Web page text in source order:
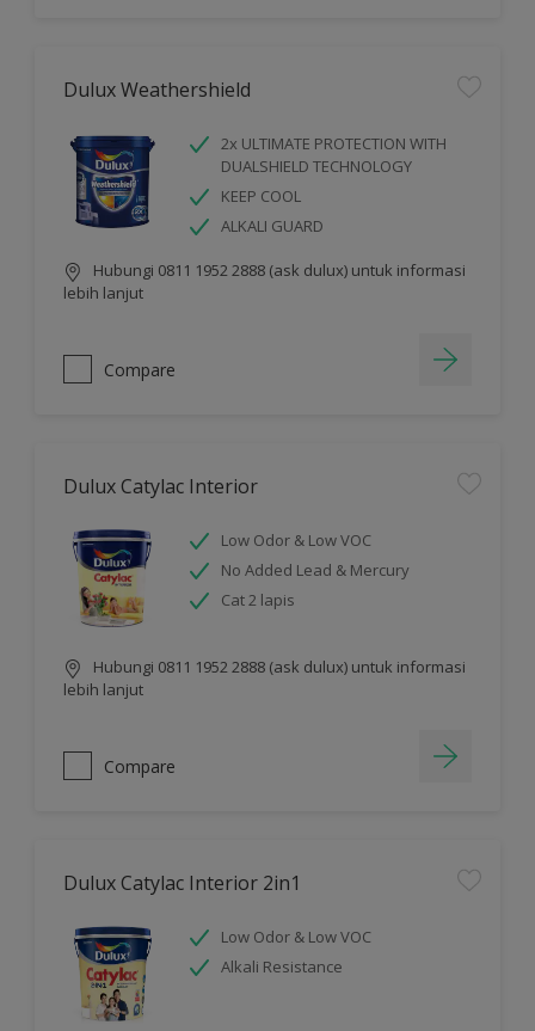
Dulux Weathershield
2x ULTIMATE PROTECTION WITH
DUALSHIELD TECHNOLOGY
KEEP COOL
ALKALI GUARD
Hubungi 0811 1952 2888 (ask dulux) untuk informasi
lebih lanjut
Compare
Dulux Catylac Interior
Low Odor & Low VOC
No Added Lead & Mercury
Cat 2 lapis
Hubungi 0811 1952 2888 (ask dulux) untuk informasi
lebih lanjut
Compare
Dulux Catylac Interior 2in1
Low Odor & Low VOC
Alkali Resistance